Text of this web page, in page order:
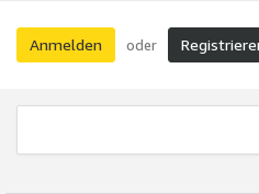
Anmelden oder